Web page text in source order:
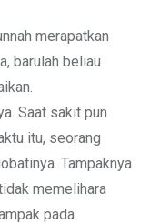
merapatkan
barulah beliau
Saat sakit pun
itu, seorang
Tampaknya
memelihara
pada